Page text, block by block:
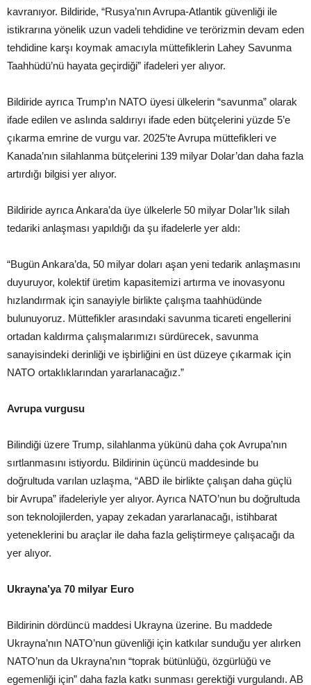
kavranıyor. Bildiride, “Rusya’nın Avrupa-Atlantik güvenliği ile
istikrarına yönelik uzun vadeli tehdidine ve terörizmin devam eden
tehdidine karşı koymak amacıyla müttefiklerin Lahey Savunma
Taahhüdü’nü hayata geçirdiği” ifadeleri yer alıyor.
Bildiride ayrıca Trump’ın NATO üyesi ülkelerin “savunma” olarak
ifade edilen ve aslında saldırıyı ifade eden bütçelerini yüzde 5’e
çıkarma emrine de vurgu var. 2025’te Avrupa müttefikleri ve
Kanada’nın silahlanma bütçelerini 139 milyar Dolar’dan daha fazla
artırdığı bilgisi yer alıyor.
Bildiride ayrıca Ankara’da üye ülkelerle 50 milyar Dolar’lık silah
tedariki anlaşması yapıldığı da şu ifadelerle yer aldı:
“Bugün Ankara’da, 50 milyar doları aşan yeni tedarik anlaşmasını
duyuruyor, kolektif üretim kapasitemizi artırma ve inovasyonu
hızlandırmak için sanayiyle birlikte çalışma taahhüdünde
bulunuyoruz. Müttefikler arasındaki savunma ticareti engellerini
ortadan kaldırma çalışmalarımızı sürdürecek, savunma
sanayisindeki derinliği ve işbirliğini en üst düzeye çıkarmak için
NATO ortaklıklarından yararlanacağız.”
Avrupa vurgusu
Bilindiği üzere Trump, silahlanma yükünü daha çok Avrupa’nın
sırtlanmasını istiyordu. Bildirinin üçüncü maddesinde bu
doğrultuda varılan uzlaşma, “ABD ile birlikte çalışan daha güçlü
bir Avrupa” ifadeleriyle yer alıyor. Ayrıca NATO’nun bu doğrultuda
son teknolojilerden, yapay zekadan yararlanacağı, istihbarat
yeteneklerini bu araçlar ile daha fazla geliştirmeye çalışacağı da
yer alıyor.
Ukrayna’ya 70 milyar Euro
Bildirinin dördüncü maddesi Ukrayna üzerine. Bu maddede
Ukrayna’nın NATO’nun güvenliği için katkılar sunduğu yer alırken
NATO’nun da Ukrayna’nın “toprak bütünlüğü, özgürlüğü ve
egemenliği için” daha fazla katkı sunması gerektiği vurgulandı. AB